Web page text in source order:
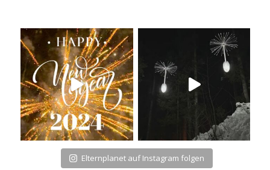
Elternplanet auf Instagram folgen